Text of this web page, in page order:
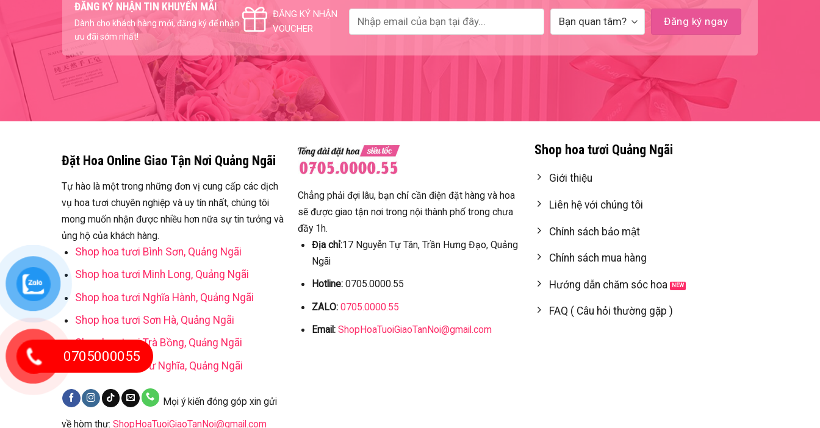
ĐĂNG KÝ NHẬN TIN KHUYẾN MÃI
Dành cho khách hàng mới, đăng ký để nhận
ưu đãi sớm nhất!
ĐĂNG KÝ NHẬN
VOUCHER
Đặt Hoa Online Giao Tận Nơi Quảng Ngãi
Tự hào là một trong những đơn vị cung cấp các dịch
vụ hoa tươi chuyên nghiệp và uy tín nhất, chúng tôi
mong muốn nhận được nhiều hơn nữa sự tin tưởng và
ủng hộ của khách hàng.
Shop hoa tươi Bình Sơn, Quảng Ngãi
Shop hoa tươi Minh Long, Quảng Ngãi
Shop hoa tươi Nghĩa Hành, Quảng Ngãi
Shop hoa tươi Sơn Hà, Quảng Ngãi
Shop hoa tươi Trà Bồng, Quảng Ngãi
Shop hoa tươi Tư Nghĩa, Quảng Ngãi
Mọi ý kiến đóng góp xin gửi
về hòm thư: ShopHoaTuoiGiaoTanNoi@gmail.com
Chẳng phải đợi lâu, bạn chỉ cần điện đặt hàng và hoa
sẽ được giao tận nơi trong nội thành phố trong chưa
đầy 1h.
Địa chỉ:17 Nguyễn Tự Tân, Trần Hưng Đạo, Quảng
Ngãi
Hotline:0705.0000.55
ZALO: 0705.0000.55
Email: ShopHoaTuoiGiaoTanNoi@gmail.com
Shop hoa tươi Quảng Ngãi
Giới thiệu
Liên hệ với chúng tôi
Chính sách bảo mật
Chính sách mua hàng
Hướng dẫn chăm sóc hoa
FAQ ( Câu hỏi thường gặp )
0705000055